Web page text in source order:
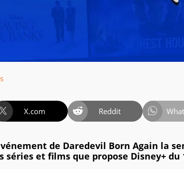
X.com Reddit
de Daredevil Born Again la
séries et films que propose Disney+ du